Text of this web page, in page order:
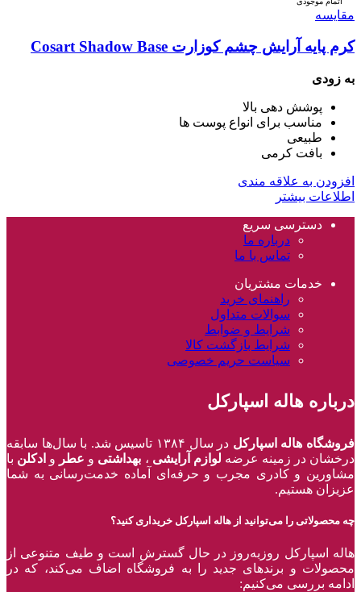
مقایسه
کرم پایه آرایش چشم کوزارت Cosart Shadow Base
به زودی
پوشش دهی بالا
مناسب برای انواع پوست ها
طبیعی
بافت کرمی
افزودن به علاقه مندی
اطلاعات بیشتر
دسترسی سریع
درباره ما
تماس با ما
خدمات مشتریان
راهنمای خرید
سوالات متداول
شرایط و ضوابط
شرایط بازگشت کالا
سیاست حریم خصوصی
درباره هاله اسپارکل
فروشگاه هاله اسپارکل
در سال ۱۳۸۴ تاسیس شد. با سال‌ها سابقه
درخشان در زمینه عرضه لوازم آرایشی ، بهداشتی و عطر و ادکلن با
مشاورین و کادری مجرب و حرفه‌ای آماده خدمت‌رسانی به شما
عزیزان هستیم.
چه محصولاتی را می‌توانید از هاله اسپارکل خریداری کنید؟
هاله اسپارکل روزبه‌روز در حال گسترش است و طیف متنوعی از
محصولات و برند‌های جدید را به فروشگاه اضاف می‌کند، که در
ادامه بررسی می‌کنیم: